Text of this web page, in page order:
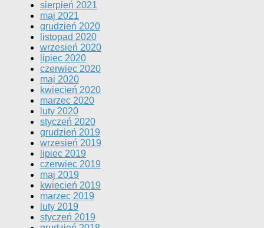
sierpień 2021
maj 2021
grudzień 2020
listopad 2020
wrzesień 2020
lipiec 2020
czerwiec 2020
maj 2020
kwiecień 2020
marzec 2020
luty 2020
styczeń 2020
grudzień 2019
wrzesień 2019
lipiec 2019
czerwiec 2019
maj 2019
kwiecień 2019
marzec 2019
luty 2019
styczeń 2019